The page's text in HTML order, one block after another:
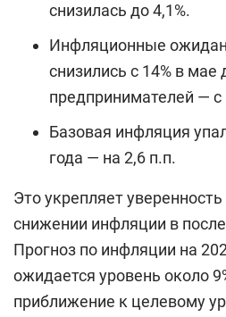
снизилась до 4,1%.
Инфляционные
снизились с 14% в мае
предпринимателей — с
Базовая инфляция
года — на 2,6 п.п.
Это укрепляет
снижении инфляции в
Прогноз по инфляции на
ожидается уровень около
приближение к целевому